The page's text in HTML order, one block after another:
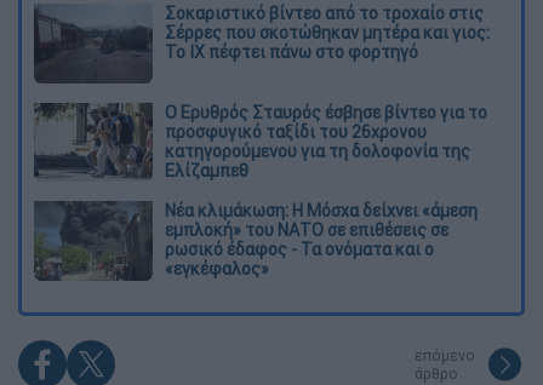
Σοκαριστικό βίντεο από το τροχαίο στις
Σέρρες που σκοτώθηκαν μητέρα και γιος:
Το ΙΧ πέφτει πάνω στο φορτηγό
Ο Ερυθρός Σταυρός έσβησε βίντεο για το
προσφυγικό ταξίδι του 26χρονου
κατηγορούμενου για τη δολοφονία της
Ελίζαμπεθ
Νέα κλιμάκωση: Η Μόσχα δείχνει «άμεση
εμπλοκή» του ΝΑΤΟ σε επιθέσεις σε
ρωσικό έδαφος - Τα ονόματα και ο
«εγκέφαλος»
επόμενο
άρθρο